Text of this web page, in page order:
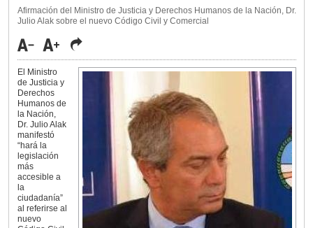
ante el Juez Daniel Rafecas
Afirmación del Ministro de Justicia y Derechos Humanos de la Nación, Dr.
Julio Alak sobre el nuevo Código Civil y Comercial
El Ministro
de Justicia y
Derechos
Humanos de
la Nación,
Dr. Julio Alak
manifestó
“hará la
legislación
más
accesible a
la
ciudadanía”
al referirse al
nuevo